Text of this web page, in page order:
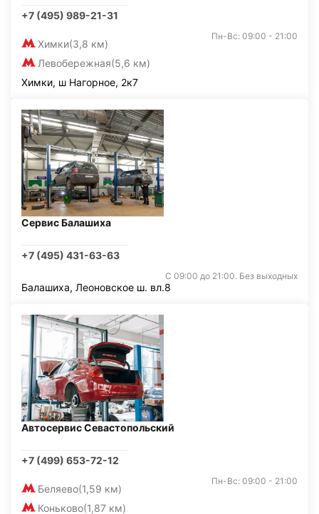
+7 (495) 989-21-31
Химки(3,8 км)
Левобережная(5,6 км)
Пн-Вс: 09:00 - 21:00
Химки, ш Нагорное, 2к7
Сервис Балашиха
+7 (495) 431-63-63
С 09:00 до 21:00. Без выходных
Балашиха, Леоновское ш. вл.8
Автосервис Севастопольский
+7 (499) 653-72-12
Беляево(1,59 км)
Коньково(1,87 км)
Пн-Вс: 09:00 - 21:00